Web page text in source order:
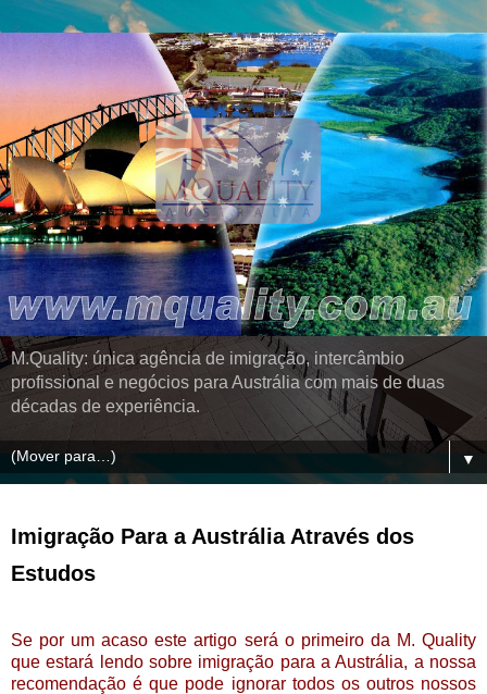
M.Quality: única agência de imigração, intercâmbio
profissional e negócios para Austrália com mais de duas
décadas de experiência.
▼
Imigração Para a Austrália Através dos
Estudos
Se por um acaso este artigo será o primeiro da M. Quality
que estará lendo sobre imigração para a Austrália, a nossa
recomendação é que pode ignorar todos os outros nossos